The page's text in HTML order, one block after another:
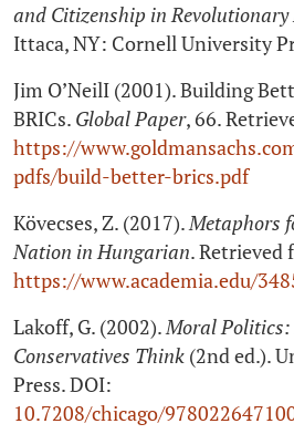
and Citizenship in Revolutionary
Ittaca, NY: Cornell University
Jim O’NeilI (2001). Building
BRICs. Global Paper, 66.
https://
pdfs/build-better-brics.pdf
Kövecses, Z. (2017).Metaphors
Nation in Hungarian. Retrieved
https://www.academia.edu/
Lakoff, G. (2002).Moral
Conservatives Think (2nd ed.).
Press. DOI:
10.7208/chicago/